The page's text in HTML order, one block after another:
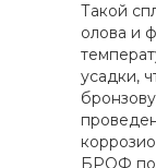
Такой
олова и
усадки,
БРОФ